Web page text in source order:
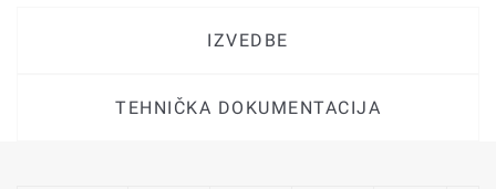
IZVEDBE
TEHNIČKA DOKUMENTACIJA